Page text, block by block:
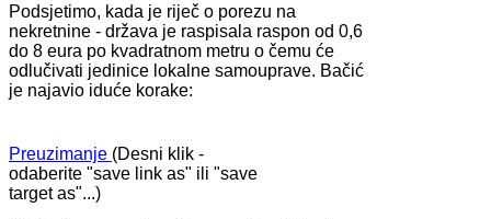
Podsjetimo, kada je riječ o porezu na
nekretnine - država je raspisala raspon od 0,6
do 8 eura po kvadratnom metru o čemu će
odlučivati jedinice lokalne samouprave. Bačić
je najavio iduće korake:
Preuzimanje (Desni klik -
odaberite "save link as" ili "save
target as"...)